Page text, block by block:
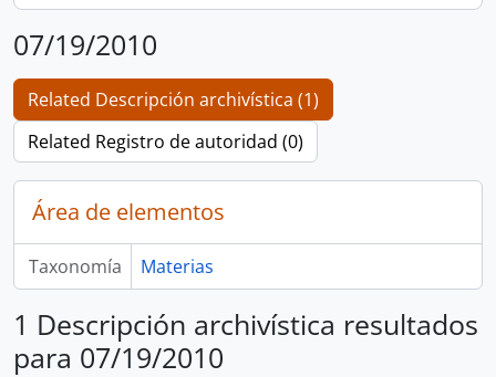
07/19/2010
Related Descripción archivística (1)
Related Registro de autoridad (0)
Área de elementos
Taxonomía Materias
1 Descripción archivística resultados
para 07/19/2010